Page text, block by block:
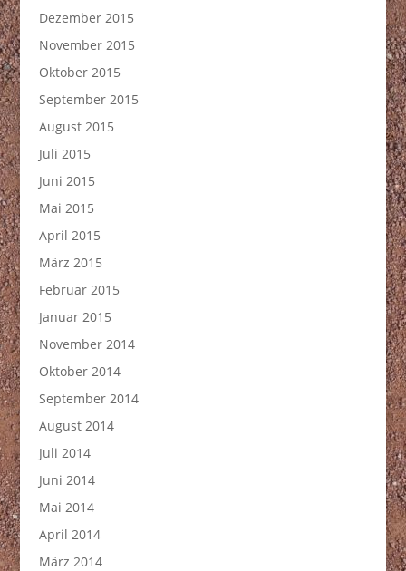
Dezember 2015
November 2015
Oktober 2015
September 2015
August 2015
Juli 2015
Juni 2015
Mai 2015
April 2015
März 2015
Februar 2015
Januar 2015
November 2014
Oktober 2014
September 2014
August 2014
Juli 2014
Juni 2014
Mai 2014
April 2014
März 2014